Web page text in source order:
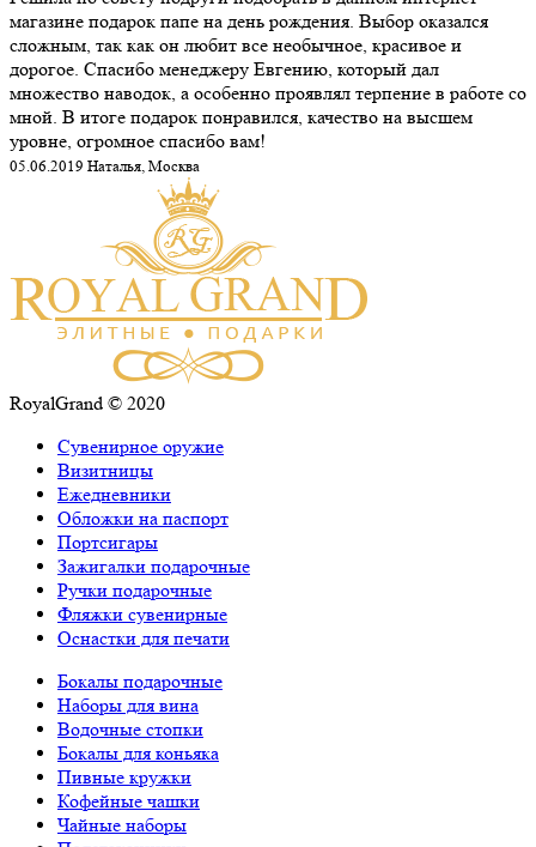
магазине подарок папе на день рождения. Выбор оказался
сложным, так как он любит все необычное, красивое и
дорогое. Спасибо менеджеру Евгению, который дал
множество наводок, а особенно проявлял терпение в работе со
мной. В итоге подарок понравился, качество на высшем
уровне, огромное спасибо вам!
05.06.2019 Наталья, Москва
RoyalGrand © 2020
Сувенирное оружие
Визитницы
Ежедневники
Обложки на паспорт
Портсигары
Зажигалки подарочные
Ручки подарочные
Фляжки сувенирные
Оснастки для печати
Бокалы подарочные
Наборы для вина
Водочные стопки
Бокалы для коньяка
Пивные кружки
Кофейные чашки
Чайные наборы